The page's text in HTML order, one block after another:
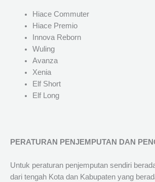
Hiace Commuter
Hiace Premio
Innova Reborn
Wuling
Avanza
Xenia
Elf Short
Elf Long
PERATURAN PENJEMPUTAN DAN
Untuk peraturan penjemputan sendiri
dari tengah Kota dan Kabupaten yang